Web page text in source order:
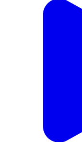
*थाना सुखपुरा जनपद